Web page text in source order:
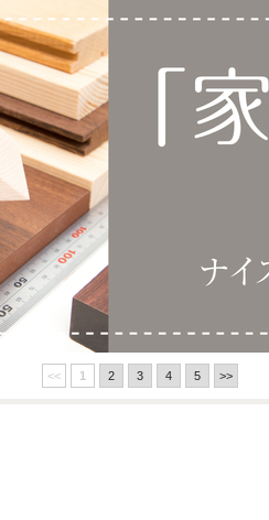
<< 1 2 3 4 5 >>